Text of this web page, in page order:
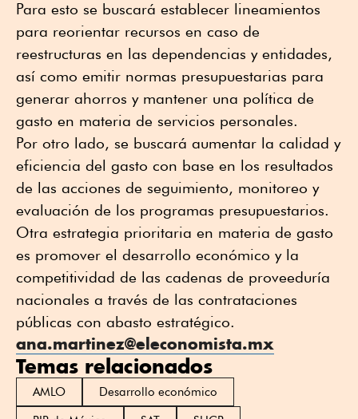
Para esto se buscará establecer lineamientos
para reorientar recursos en caso de
reestructuras en las dependencias y entidades,
así como emitir normas presupuestarias para
generar ahorros y mantener una política de
gasto en materia de servicios personales.
Por otro lado, se buscará aumentar la calidad y
eficiencia del gasto con base en los resultados
de las acciones de seguimiento, monitoreo y
evaluación de los programas presupuestarios.
Otra estrategia prioritaria en materia de gasto
es promover el desarrollo económico y la
competitividad de las cadenas de proveeduría
nacionales a través de las contrataciones
públicas con abasto estratégico.
ana.martinez@eleconomista.mx
Temas relacionados
AMLO
Desarrollo económico